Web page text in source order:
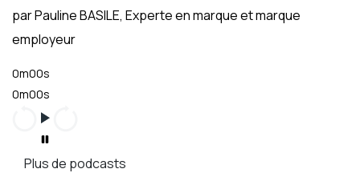
par Pauline BASILE, Experte en marque et marque
employeur
0m00s
0m00s
Plus de podcasts